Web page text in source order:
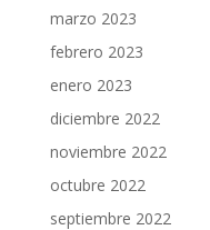
marzo 2023
febrero 2023
enero 2023
diciembre 2022
noviembre 2022
octubre 2022
septiembre 2022